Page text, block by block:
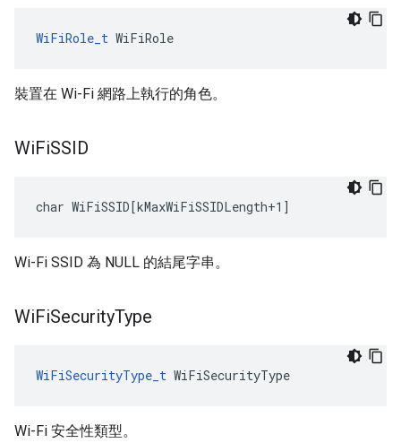
WiFiRole_t WiFiRole
裝置在 Wi-Fi 網路上執行的角色。
WiFiSSID
char WiFiSSID[kMaxWiFiSSIDLength+1]
Wi-Fi SSID 為 NULL 的結尾字串。
WiFiSecurityType
WiFiSecurityType_t WiFiSecurityType
Wi-Fi 安全性類型。